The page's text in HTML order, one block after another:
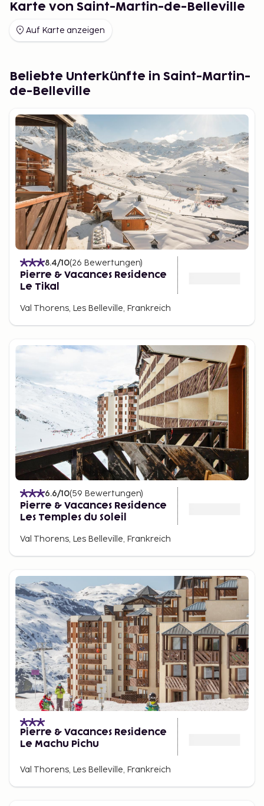
bequeme Busverbindung direkt vom Flughafen, um
Sie genügend Zeit für den Rückflug einplanen.
Karte von Saint-Martin-de-Belleville
Auf Karte anzeigen
Beliebte Unterkünfte in Saint-Martin-
de-Belleville
8.4/10(26 Bewertungen)
Pierre & Vacances Residence
Le Tikal
Val Thorens, Les Belleville, Frankreich
6.6/10(59 Bewertungen)
Pierre & Vacances Residence
Les Temples du Soleil
Val Thorens, Les Belleville, Frankreich
Pierre & Vacances Residence
Le Machu Pichu
Val Thorens, Les Belleville, Frankreich